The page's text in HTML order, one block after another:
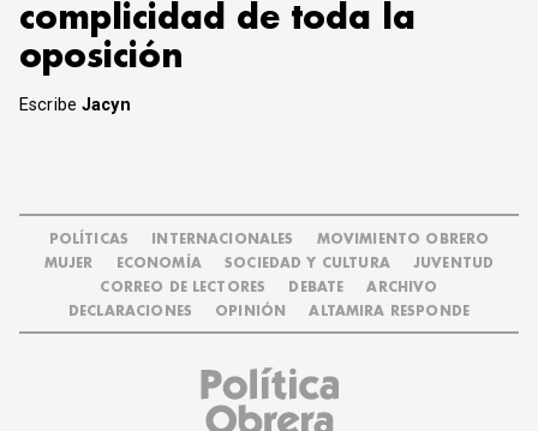
complicidad de toda la
oposición
EscribeJacyn
POLÍTICAS INTERNACIONALES
MOVIMIENTO OBRERO
MUJER
ECONOMÍA SOCIEDAD Y CULTURA
JUVENTUD
CORREO DE LECTORES
DEBATE
ARCHIVO
DECLARACIONES
OPINIÓN ALTAMIRA RESPONDE